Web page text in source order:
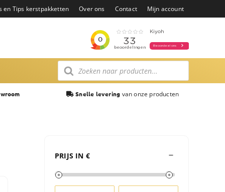
en Tips kerstpakketten Over ons Contact Mijn account
Producten
zoeken
Snelle levering van onze producten
PRIJS IN €